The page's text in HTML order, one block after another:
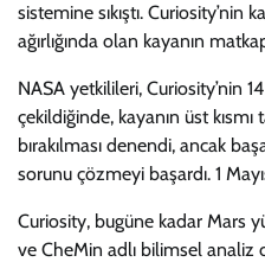
sistemine sıkıştı.
ağırlığında olan kayanın
NASA yetkilileri, Curiosity’nin
çekildiğinde, kayanın üst
bırakılması denendi, ancak
sorunu çözmeyi başardı. 1
Curiosity, bugüne kadar Mars
ve CheMin adlı bilimsel analiz